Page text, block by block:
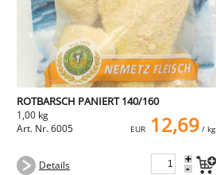
ROTBARSCH PANIERT 140/160
1,00 kg
Art. Nr. 6005
EUR 12,69/ kg
Details +
-